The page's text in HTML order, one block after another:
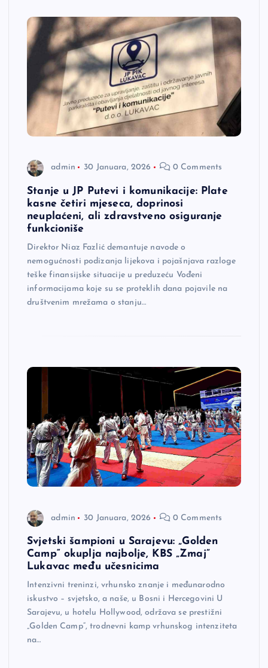
admin 30 Januara, 2026 0 Comments
Stanje u JP Putevi i komunikacije: Plate
kasne četiri mjeseca, doprinosi
neuplaćeni, ali zdravstveno osiguranje
funkcioniše
Direktor Niaz Fazlić demantuje navode o
nemogućnosti podizanja lijekova i pojašnjava razloge
teške finansijske situacije u preduzeću Vođeni
informacijama koje su se proteklih dana pojavile na
društvenim mrežama o stanju…
admin 30 Januara, 2026 0 Comments
Svjetski šampioni u Sarajevu: „Golden
Camp“ okuplja najbolje, KBS „Zmaj”
Lukavac među učesnicima
Intenzivni treninzi, vrhunsko znanje i međunarodno
iskustvo – svjetsko, a naše, u Bosni i Hercegovini U
Sarajevu, u hotelu Hollywood, održava se prestižni
„Golden Camp“, trodnevni kamp vrhunskog intenziteta
na…